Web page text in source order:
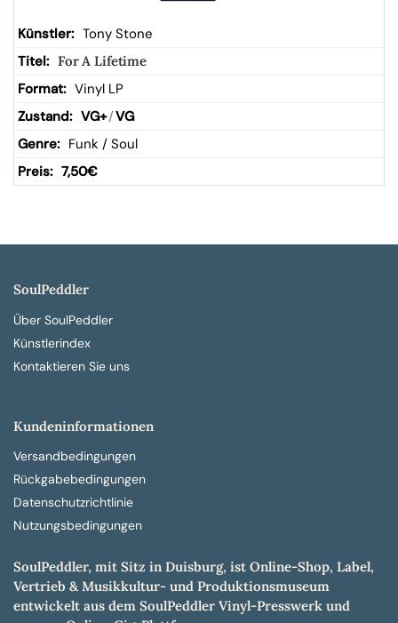
Tony Stone
For A Lifetime
Vinyl LP
VG+/VG
Funk / Soul
7,50€
SoulPeddler
Über SoulPeddler
Künstlerindex
Kontaktieren Sie uns
Kundeninformationen
Versandbedingungen
Rückgabebedingungen
Datenschutzrichtlinie
Nutzungsbedingungen
SoulPeddler, mit Sitz in Duisburg, ist Online-Shop, Label,
Vertrieb & Musikkultur- und Produktionsmuseum
entwickelt aus dem SoulPeddler Vinyl-Presswerk und